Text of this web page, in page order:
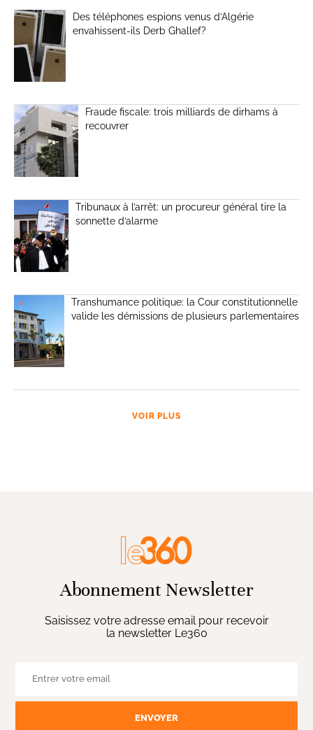
Des téléphones espions venus d’Algérie
envahissent-ils Derb Ghallef?
Fraude fiscale: trois milliards de dirhams à
recouvrer
Tribunaux à l’arrêt: un procureur général tire la
sonnette d’alarme
Transhumance politique: la Cour constitutionnelle
valide les démissions de plusieurs parlementaires
VOIR PLUS
Abonnement Newsletter
Saisissez votre adresse email pour recevoir
la newsletter Le360
ENVOYER